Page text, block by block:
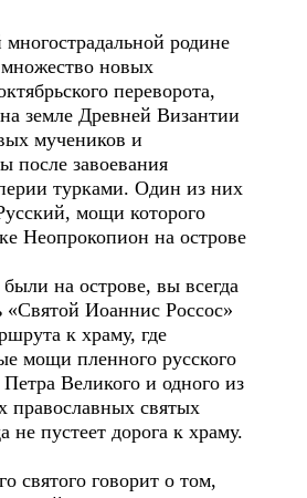
родине
множество новых
переворота,
земле Древней Византии
мучеников и
после завоевания
турками. Один из них
мощи которого
Неопрокопион на острове
на острове, вы всегда
«Святой Иоаннис Россос»
к храму, где
мощи пленного русского
Петра Великого и одного из
православных святых
пустеет дорога к храму.
говорит о том,